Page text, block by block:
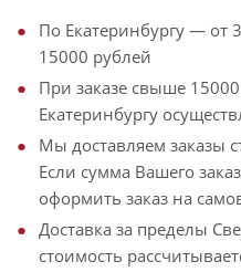
По Екатеринбургу — от
15000 рублей
При заказе свыше
Екатеринбургу
Мы доставляем заказы
Если сумма Вашего
оформить заказ на
Доставка за пределы
стоимость